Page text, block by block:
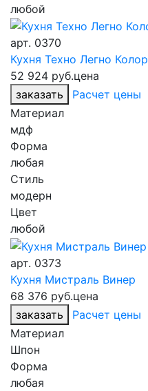
любой
арт. 0370
Кухня Техно Легно Колор
52 924 руб.цена
заказать
Расчет цены
Материал
мдф
Форма
любая
Стиль
модерн
Цвет
любой
арт. 0373
Кухня Мистраль Винер
68 376 руб.цена
заказать
Расчет цены
Материал
Шпон
Форма
любая